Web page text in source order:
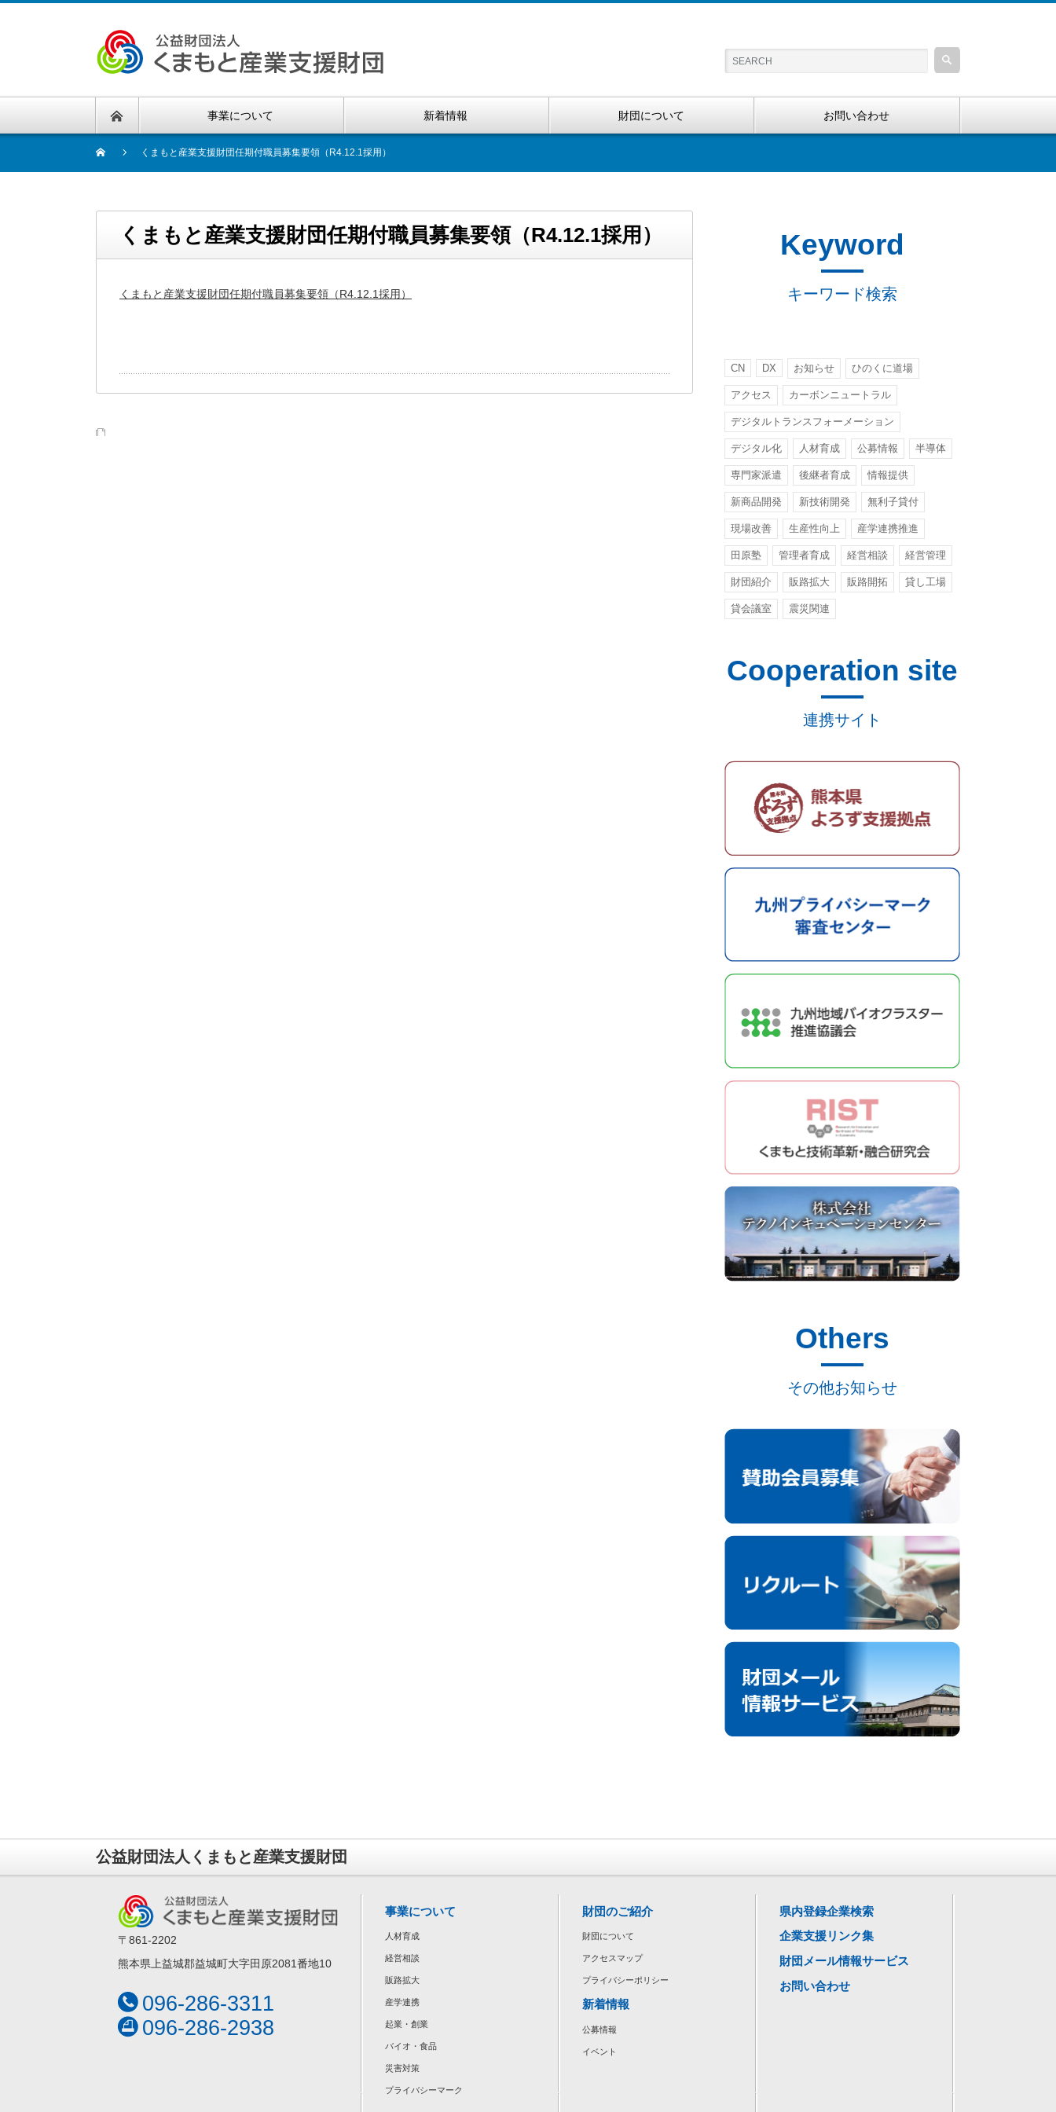
事業について 新着情報 財団について お問い合わせ
くまもと産業支援財団任期付職員募集要領（R4.12.1採用）
くまもと産業支援財団任期付職員募集要領（R4.12.1採用）
くまもと産業支援財団任期付職員募集要領（R4.12.1採用）
Keyword
キーワード検索
CN DX お知らせ ひのくに道場
アクセス カーボンニュートラル
デジタルトランスフォーメーション
デジタル化 人材育成 公募情報 半導体
専門家派遣 後継者育成 情報提供
新商品開発 新技術開発 無利子貸付
現場改善 生産性向上 産学連携推進
田原塾 管理者育成 経営相談 経営管理
財団紹介 販路拡大 販路開拓 貸し工場
貸会議室 震災関連
Cooperation site
連携サイト
Others
その他お知らせ
公益財団法人くまもと産業支援財団
〒861-2202
熊本県上益城郡益城町大字田原2081番地10
096-286-3311
096-286-2938
事業について
人材育成
経営相談
販路拡大
産学連携
起業・創業
バイオ・食品
災害対策
プライバシーマーク
財団のご紹介
財団について
アクセスマップ
プライバシーポリシー
新着情報
公募情報
イベント
県内登録企業検索
企業支援リンク集
財団メール情報サービス
お問い合わせ